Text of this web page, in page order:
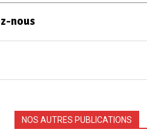
nous
NOS AUTRES PUBLICATIONS